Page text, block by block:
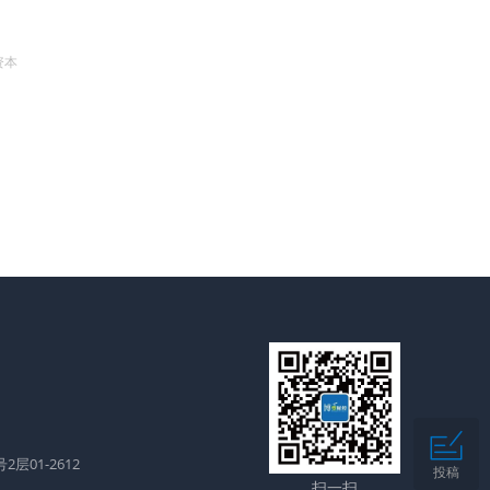
本
2层01-2612
投稿